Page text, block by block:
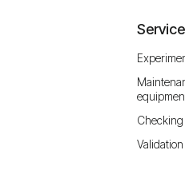
Validation